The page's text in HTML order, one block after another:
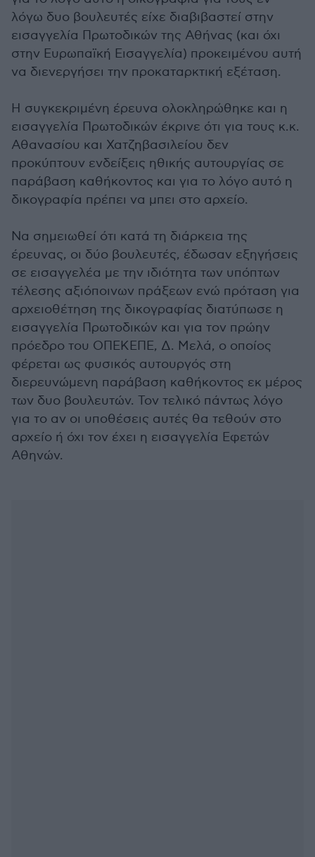
λόγω δυο βουλευτές είχε διαβιβαστεί στην
εισαγγελία Πρωτοδικών της Αθήνας (και όχι
στην Ευρωπαϊκή Εισαγγελία) προκειμένου αυτή
να διενεργήσει την προκαταρκτική εξέταση.
Η συγκεκριμένη έρευνα ολοκληρώθηκε και η
εισαγγελία Πρωτοδικών έκρινε ότι για τους κ.κ.
Αθανασίου και Χατζηβασιλείου δεν
προκύπτουν ενδείξεις ηθικής αυτουργίας σε
παράβαση καθήκοντος και για το λόγο αυτό η
δικογραφία πρέπει να μπει στο αρχείο.
Να σημειωθεί ότι κατά τη διάρκεια της
έρευνας, οι δύο βουλευτές, έδωσαν εξηγήσεις
σε εισαγγελέα με την ιδιότητα των υπόπτων
τέλεσης αξιόποινων πράξεων ενώ πρόταση για
αρχειοθέτηση της δικογραφίας διατύπωσε η
εισαγγελία Πρωτοδικών και για τον πρώην
πρόεδρο του ΟΠΕΚΕΠΕ, Δ. Μελά, ο οποίος
φέρεται ως φυσικός αυτουργός στη
διερευνώμενη παράβαση καθήκοντος εκ μέρος
των δυο βουλευτών. Τον τελικό πάντως λόγο
για το αν οι υποθέσεις αυτές θα τεθούν στο
αρχείο ή όχι τον έχει η εισαγγελία Εφετών
Αθηνών.